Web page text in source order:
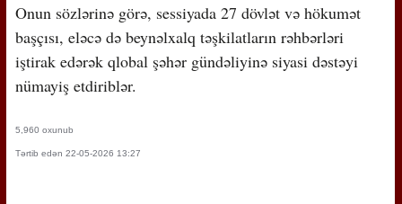
Onun sözlərinə görə, sessiyada 27 dövlət və hökumət
başçısı, eləcə də beynəlxalq təşkilatların rəhbərləri
iştirak edərək qlobal şəhər gündəliyinə siyasi dəstəyi
nümayiş etdiriblər.
5,960 oxunub
Tərtib edən 22-05-2026 13:27